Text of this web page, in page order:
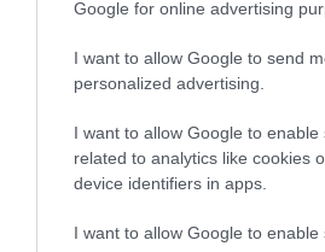
Google for online advertising
I want to allow Google to send
personalized advertising.
I want to allow Google to enable
related to analytics like cookies
device identifiers in apps.
I want to allow Google to enable
23.07.2026 | 00:03
Στέιτ Ντιπάρτμεντ για
Η απάντηση του αμερικανικού